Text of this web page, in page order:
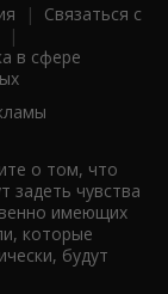
| Связаться с
|
в сфере
о том, что
задеть чувства
имеющих
которые
будут